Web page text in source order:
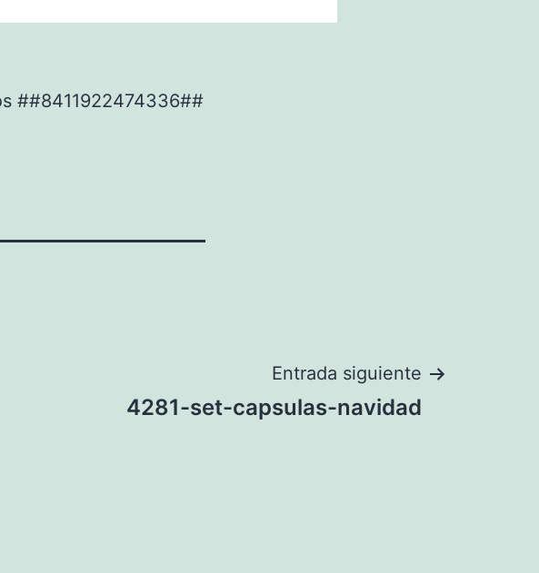
##8411922474336##
Entrada siguiente
4281-set-capsulas-navidad